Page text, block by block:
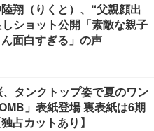
陸翔（りくと）、“父親顔出
ショット公開「素敵な親子
面白すぎる」の声
タンクトップ姿で夏のワン
」表紙登場 裏表紙は6期
占カットあり】